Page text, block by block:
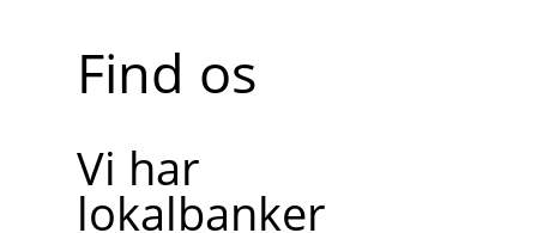
Find os
Vi har
lokalbanker